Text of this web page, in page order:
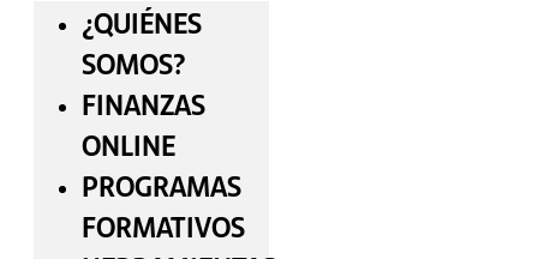
¿QUIÉNES
SOMOS?
FINANZAS
ONLINE
PROGRAMAS
FORMATIVOS